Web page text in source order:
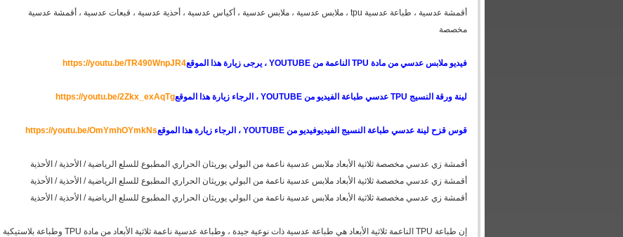
أقمشة عدسية ، طباعة عدسية tpu ، ملابس عدسية ، ملابس عدسية ، أكياس عدسية ، أحذية عدسية ، قبعات عدسية ، أقمشة عدسية
مخصصة
فيديو ملابس عدسي من مادة TPU الناعمة من YOUTUBE ، يرجى زيارة هذا الموقع https://youtu.be/TR490WnpJR4
لينة ورقة النسيج TPU عدسي طباعة الفيديو من YOUTUBE ، الرجاء زيارة هذا الموقع https://youtu.be/2Zkx_exAqTg
قوس قزح لينة عدسي طباعة النسيج الفيديوفيديو من YOUTUBE ، الرجاء زيارة هذا الموقع https://youtu.be/OmYmhOYmkNs
أقمشة زي عدسي مخصصة ثلاثية الأبعاد ملابس عدسية ناعمة من البولي يوريثان الحراري المطبوع للسلع الرياضية / الأحذية / الأحذية
أقمشة زي عدسي مخصصة ثلاثية الأبعاد ملابس عدسية ناعمة من البولي يوريثان الحراري المطبوع للسلع الرياضية / الأحذية / الأحذية
أقمشة زي عدسي مخصصة ثلاثية الأبعاد ملابس عدسية ناعمة من البولي يوريثان الحراري المطبوع للسلع الرياضية / الأحذية / الأحذية
إن طباعة TPU الناعمة ثلاثية الأبعاد هي طباعة عدسية ذات نوعية جيدة ، وطباعة عدسية ناعمة ثلاثية الأبعاد من مادة TPU وطباعة بلاستيكية